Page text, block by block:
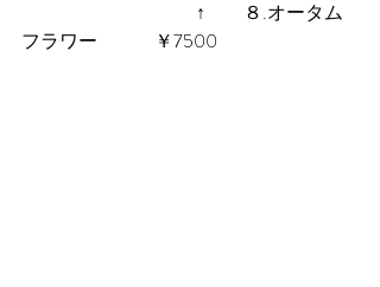
フラワー　　　￥7500